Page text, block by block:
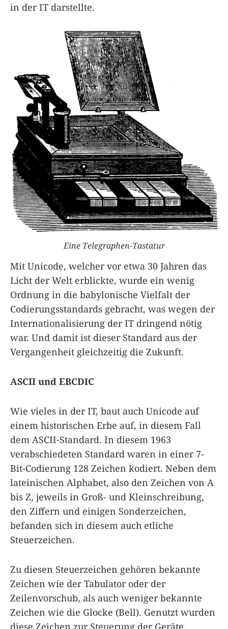
in der IT darstellte.
Eine Telegraphen-Tastatur
Mit Unicode, welcher vor etwa 30 Jahren das
Licht der Welt erblickte, wurde ein wenig
Ordnung in die babylonische Vielfalt der
Codierungsstandards gebracht, was wegen der
Internationalisierung der IT dringend nötig
war. Und damit ist dieser Standard aus der
Vergangenheit gleichzeitig die Zukunft.
ASCII und EBCDIC
Wie vieles in der IT, baut auch Unicode auf
einem historischen Erbe auf, in diesem Fall
dem ASCII-Standard. In diesem 1963
verabschiedeten Standard waren in einer 7-
Bit-Codierung 128 Zeichen kodiert. Neben dem
lateinischen Alphabet, also den Zeichen von A
bis Z, jeweils in Groß- und Kleinschreibung,
den Ziffern und einigen Sonderzeichen,
befanden sich in diesem auch etliche
Steuerzeichen.
Zu diesen Steuerzeichen gehören bekannte
Zeichen wie der Tabulator oder der
Zeilenvorschub, als auch weniger bekannte
Zeichen wie die Glocke (Bell). Genutzt wurden